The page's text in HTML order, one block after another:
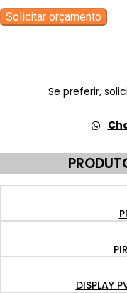
quantidade
Solicitar orçamento
Se preferir,
DISPLAY